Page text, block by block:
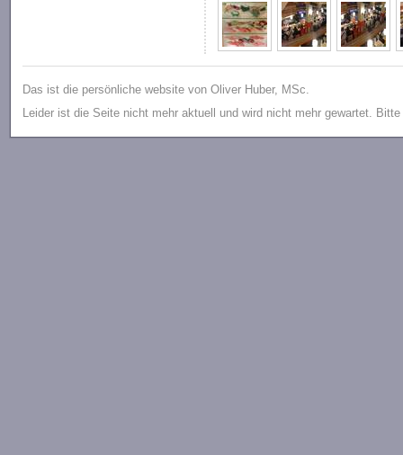
Das ist die persönliche website von Oliver Huber, MSc.
Leider ist die Seite nicht mehr aktuell und wird nicht mehr gewartet.